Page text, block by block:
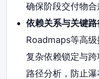
确保阶段交付物合
依赖关系与关键路
Roadmaps等高
复杂依赖锁定与
路径分析，防止瀑